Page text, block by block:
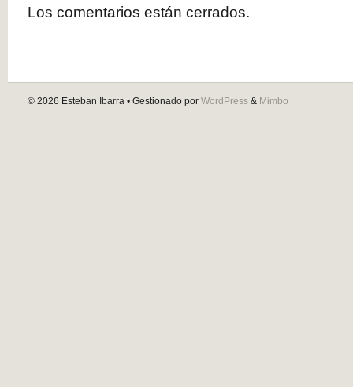
Los comentarios están cerrados.
© 2026 Esteban Ibarra • Gestionado por WordPress & Mimbo